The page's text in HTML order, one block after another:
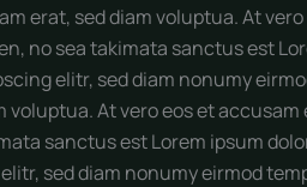
erat, sed diam voluptua. At
no sea takimata sanctus est
elitr, sed diam nonumy
voluptua. At vero eos et
sanctus est Lorem ipsum
sed diam nonumy eirmod